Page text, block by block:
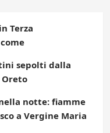
Terza
sepolti dalla
notte: fiamme
a Vergine Maria